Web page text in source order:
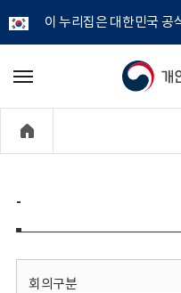
이 누리집은 대한민국 공
개
정
보
메
기
-
회의구분